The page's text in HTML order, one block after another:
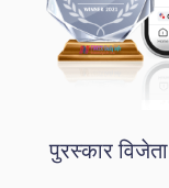
पुरस्कार